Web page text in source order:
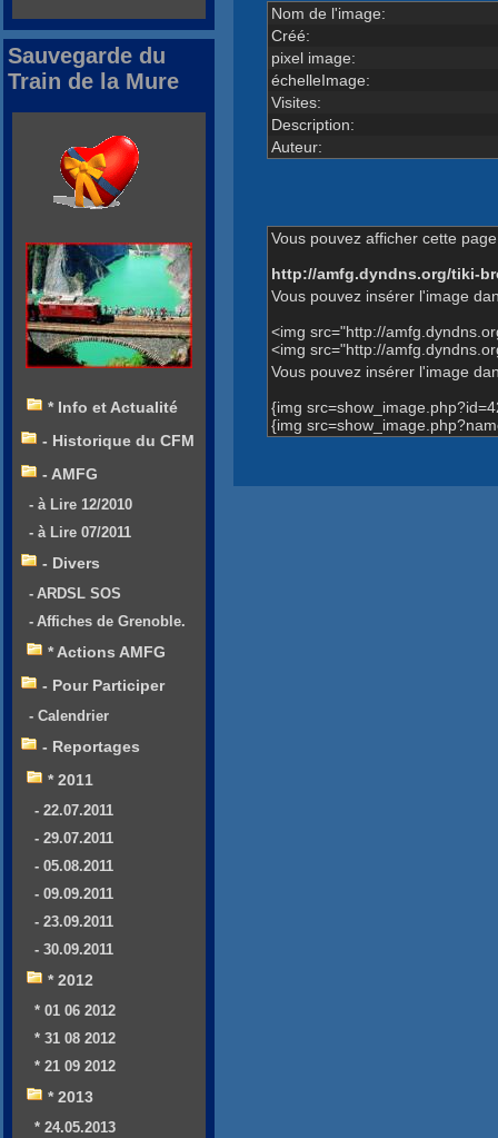
Nom de l'image:
Créé:
pixel image:
échelleImage:
Visites:
Description:
Auteur:
Vous pouvez afficher cette
http://amfg.dyndns.org/tiki-
Vous pouvez insérer l'image
<img src="http://
<img src="http://
Vous pouvez insérer l'image
{img
{img
Sauvegarde du
Train de la Mure
* Info et Actualité
- Historique du CFM
- AMFG
- à Lire 12/2010
- à Lire 07/2011
- Divers
- ARDSL SOS
- Affiches de Grenoble.
* Actions AMFG
- Pour Participer
- Calendrier
- Reportages
* 2011
- 22.07.2011
- 29.07.2011
- 05.08.2011
- 09.09.2011
- 23.09.2011
- 30.09.2011
* 2012
* 01 06 2012
* 31 08 2012
* 21 09 2012
* 2013
* 24.05.2013